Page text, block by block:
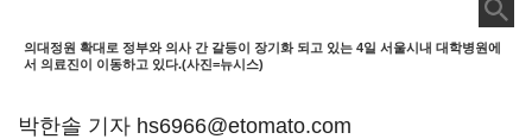
의대정원 확대로 정부와 의사 간 갈등이 장기화 되고 있는 4일 서울시내 대학병원에
서 의료진이 이동하고 있다.(사진=뉴시스)
박한솔 기자 hs6966@etomato.com